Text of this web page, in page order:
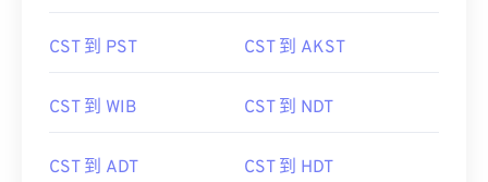
CST 到 PST CST 到 AKST
CST 到 WIB CST 到 NDT
CST 到 ADT CST 到 HDT